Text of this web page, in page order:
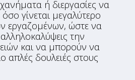
ή διεργασίες να
γίνεται μεγαλύτερο
εργαζομένων, ώστε να
την
και να μπορούν να
απλές δουλειές στους